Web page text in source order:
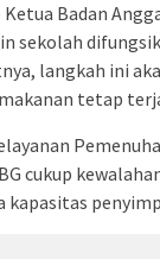
Ketua Badan
sekolah
langkah ini
tetap
cukup
kapasitas